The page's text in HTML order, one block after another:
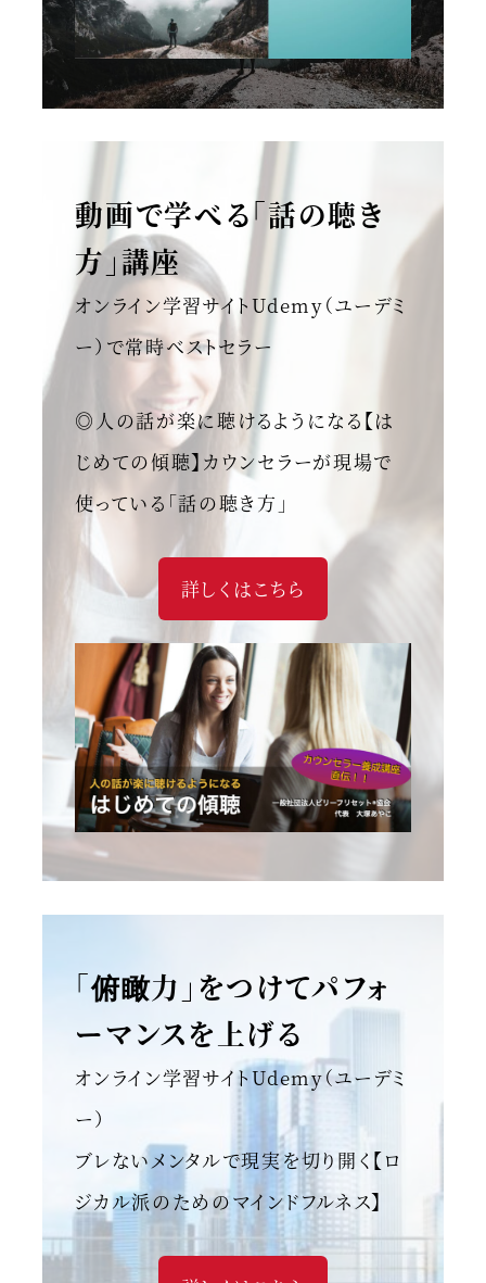
動画で学べる「話の聴き
方」講座
オンライン学習サイトUdemy（ユーデミ
ー）で常時ベストセラー
◎人の話が楽に聴けるようになる【は
じめての傾聴】カウンセラーが現場で
使っている「話の聴き方」
詳しくはこちら
「俯瞰力」をつけてパフォ
ーマンスを上げる
オンライン学習サイトUdemy（ユーデミ
ー）
ブレないメンタルで現実を切り開く【ロ
ジカル派のためのマインドフルネス】